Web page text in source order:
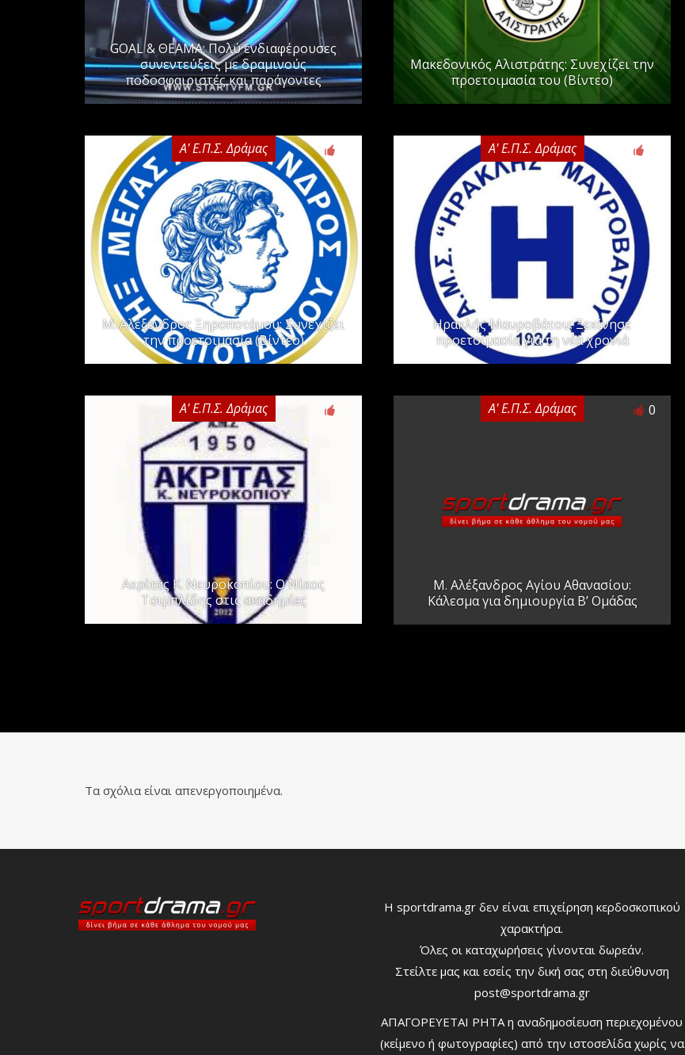
GOAL & ΘΕΑΜΑ: Πολύ ενδιαφέρουσες
συνεντεύξεις με δραμινούς
ποδοσφαιριστές και παράγοντες
Μακεδονικός Αλιστράτης: Συνεχίζει την
προετοιμασία του (Βίντεο)
Α' Ε.Π.Σ. Δράμας
Μ. Αλέξανδρος Ξηροποτάμου: Συνεχίζει
την προετοιμασία (Βίντεο)
Α' Ε.Π.Σ. Δράμας
Ηρακλής Μαυροβάτου: Ξεκίνησε
προετοιμασία για τη νέα χρονιά
Α' Ε.Π.Σ. Δράμας
Ακρίτας Κ. Νευροκοπίου: Ο Νίκος
Τσιμπλίδης στις ακαδημίες
Α' Ε.Π.Σ. Δράμας 0
Μ. Αλέξανδρος Αγίου Αθανασίου:
Κάλεσμα για δημιουργία Β’ Ομάδας
Τα σχόλια είναι απενεργοποιημένα.
Η sportdrama.gr δεν είναι επιχείρηση κερδοσκοπικού
χαρακτήρα.
Όλες οι καταχωρήσεις γίνονται δωρεάν.
Στείλτε μας και εσείς την δική σας στη διεύθυνση
post@sportdrama.gr
ΑΠΑΓΟΡΕΥΕΤΑΙ ΡΗΤΑ η αναδημοσίευση περιεχομένου
(κείμενο ή φωτογραφίες) από την ιστοσελίδα χωρίς να